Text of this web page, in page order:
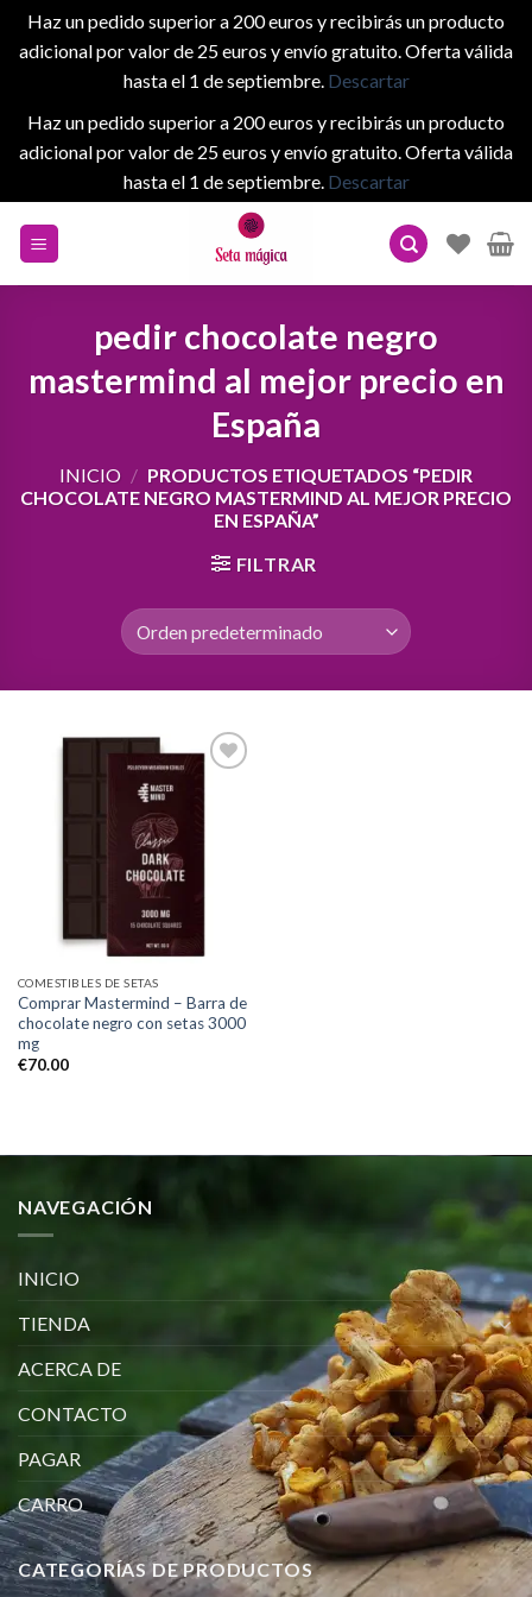
Haz un pedido superior a 200 euros y recibirás un producto
adicional por valor de 25 euros y envío gratuito. Oferta válida
hasta el 1 de septiembre. Descartar
Haz un pedido superior a 200 euros y recibirás un producto
adicional por valor de 25 euros y envío gratuito. Oferta válida
hasta el 1 de septiembre. Descartar
pedir chocolate negro
mastermind al mejor precio en
España
INICIO / PRODUCTOS ETIQUETADOS “PEDIR
CHOCOLATE NEGRO MASTERMIND AL MEJOR PRECIO
EN ESPAÑA”
FILTRAR
COMESTIBLES DE SETAS
Comprar Mastermind – Barra de
chocolate negro con setas 3000
mg
€70.00
NAVEGACIÓN
INICIO
TIENDA
ACERCA DE
CONTACTO
PAGAR
CARRO
CATEGORÍAS DE PRODUCTOS